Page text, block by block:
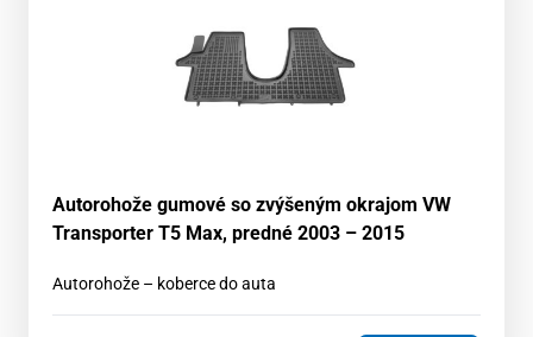
Autorohože gumové so zvýšeným okrajom VW
Transporter T5 Max, predné 2003 – 2015
Autorohože – koberce do auta